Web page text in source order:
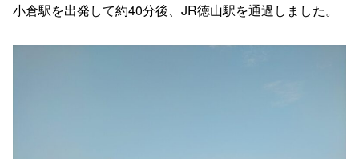
小倉駅を出発して約40分後、JR徳山駅を通過しました。